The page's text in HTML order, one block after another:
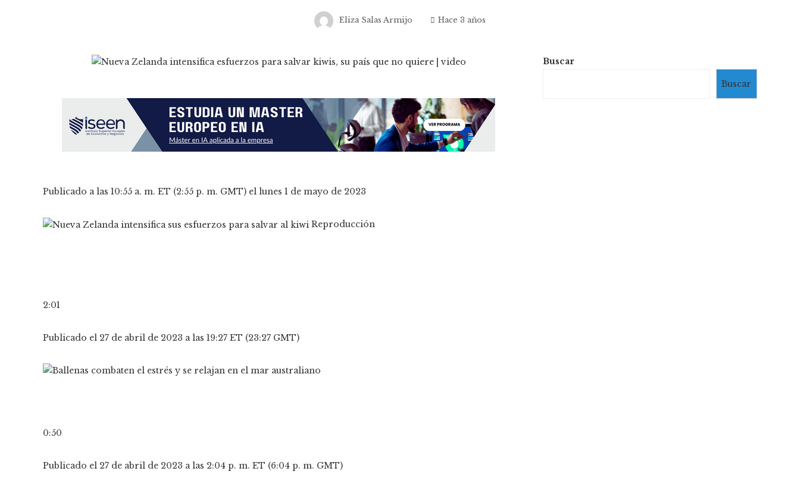
Eliza Salas Armijo Hace 3 años
Publicado a las 10:55 a. m. ET (2:55 p. m. GMT) el lunes 1 de mayo de 2023
Reproducción
2:01
Publicado el 27 de abril de 2023 a las 19:27 ET (23:27 GMT)
0:50
Publicado el 27 de abril de 2023 a las 2:04 p. m. ET (6:04 p. m. GMT)
Buscar
Buscar